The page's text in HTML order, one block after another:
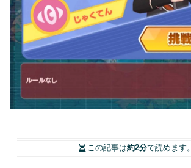
この記事は約2分で読めます。